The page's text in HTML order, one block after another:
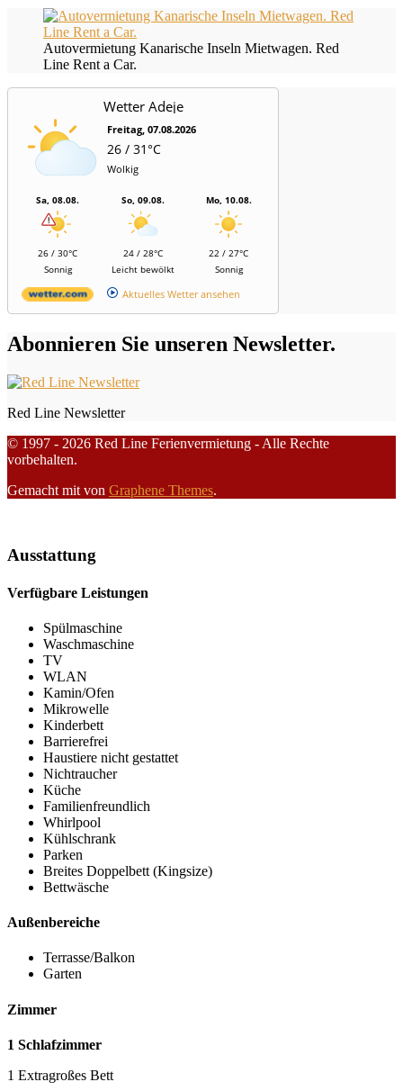
Autovermietung Kanarische Inseln Mietwagen. Red
Line Rent a Car.
Wetter Adeje
Freitag, 07.08.2026
26 / 31°C
Wolkig
Sa, 08.08.
26 / 30°C
Sonnig
So, 09.08.
24 / 28°C
Leicht bewölkt
Mo, 10.08.
22 / 27°C
Sonnig
Aktuelles Wetter ansehen
Abonnieren Sie unseren Newsletter.
Red Line Newsletter
© 1997 - 2026 Red Line Ferienvermietung - Alle Rechte
vorbehalten.
Gemacht mit von Graphene Themes.
Ausstattung
Verfügbare Leistungen
Spülmaschine
Waschmaschine
TV
WLAN
Kamin/Ofen
Mikrowelle
Kinderbett
Barrierefrei
Haustiere nicht gestattet
Nichtraucher
Küche
Familienfreundlich
Whirlpool
Kühlschrank
Parken
Breites Doppelbett (Kingsize)
Bettwäsche
Außenbereiche
Terrasse/Balkon
Garten
Zimmer
1 Schlafzimmer
1 Extragroßes Bett